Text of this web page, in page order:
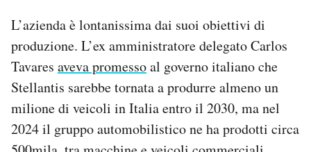
L’azienda è lontanissima dai suoi obiettivi di
produzione. L’ex amministratore delegato Carlos
Tavares aveva promessoal governo italiano che
Stellantis sarebbe tornata a produrre almeno un
milione di veicoli in Italia entro il 2030, ma nel
2024 il gruppo automobilistico ne ha prodotti circa